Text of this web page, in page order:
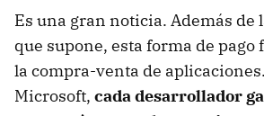
Es una gran noticia. Además de
que supone, esta forma de pago
la compra-venta de
Microsoft, cada desarrollador